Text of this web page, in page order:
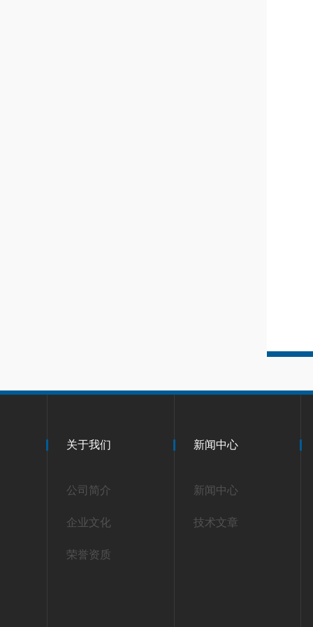
关于我们
公司简介
企业文化
荣誉资质
新闻中心
新闻中心
技术文章